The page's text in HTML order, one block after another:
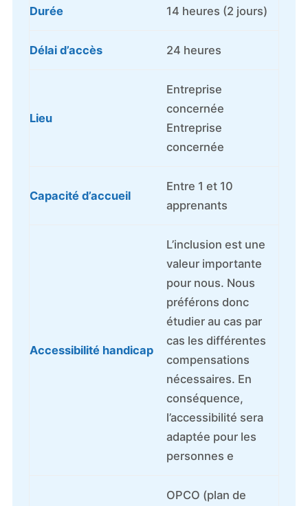
Durée 14 heures (2 jours)
Délai d’accès 24 heures
Lieu
Entreprise
concernée
Entreprise
concernée
Capacité d’accueil
Entre 1 et 10
apprenants
Accessibilité handicap
L’inclusion est une
valeur importante
pour nous. Nous
préférons donc
étudier au cas par
cas les différentes
compensations
nécessaires. En
conséquence,
l’accessibilité sera
adaptée pour les
personnes e
OPCO (plan de